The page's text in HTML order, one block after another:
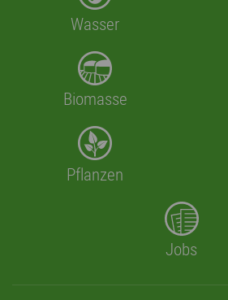
Wasser
Biomasse
Pflanzen
Jobs